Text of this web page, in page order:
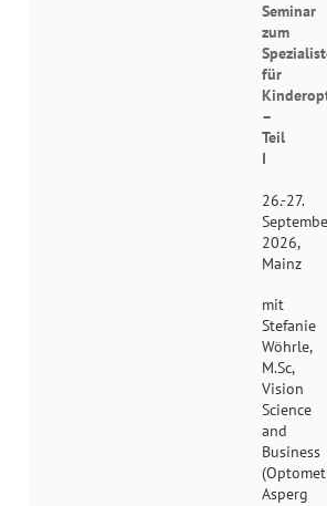
Seminar
zum
für
–
Teil
I
26.-27.
2026,
Mainz
mit
Stefanie
Wöhrle,
M.Sc,
Vision
Science
and
Business
Asperg